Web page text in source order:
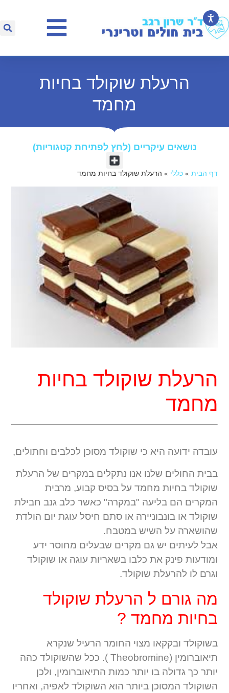
הרעלת שוקולד בחיות
מחמד
נושאים עיקריים (לחץ לפתיחת קטגוריות)​
דף הבית »כללי » הרעלת שוקולד בחיות מחמד
הרעלת שוקולד בחיות
מחמד
עובדה ידועה היא כי שוקולד מסוכן לכלבים וחתולים,
בבית החולים שלנו אנו נתקלים במקרים של הרעלת
שוקולד בחיות מחמד על בסיס קבוע, מרבית
המקרים הם בליעה "במקרה" כאשר כלב גנב חבילת
שוקולד או בונבוניירה או סתם חיסל עוגת יום הולדת
שהושארה על השיש במטבח.
אבל לעיתים יש גם מקרים שבעלים מחוסר ידע
ומודעות פינק את כלבו בשאריות עוגה או שוקולד
וגרם לו להרעלת שוקולד.
מה גורם ל הרעלת שוקולד
בחיות מחמד ?
בשוקולד ובקקאו מצוי החומר הרעיל שנקרא
תיאוברומין (Theobromine ). ככל שהשוקולד כהה
יותר כך גדולה בו יותר כמות התיאוברומין, ולכן
השוקולד המסוכן ביותר הוא השוקולד לאפיה, ואחריו